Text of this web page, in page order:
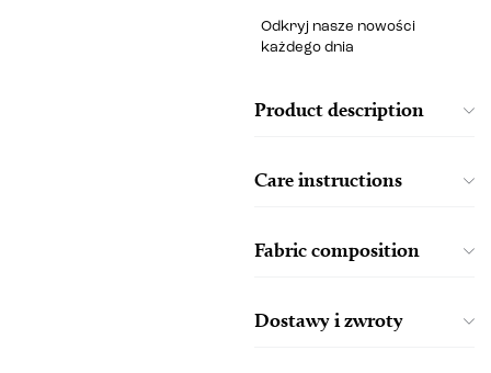
Odkryj nasze nowości
każdego dnia
Product description
Care instructions
Fabric composition
Dostawy i zwroty